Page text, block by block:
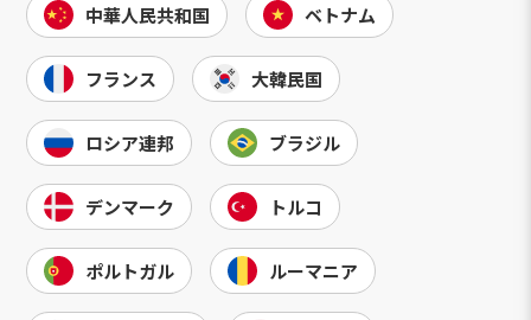
中華人民共和国 ベトナム
フランス 大韓民国
ロシア連邦 ブラジル
デンマーク トルコ
ポルトガル ルーマニア